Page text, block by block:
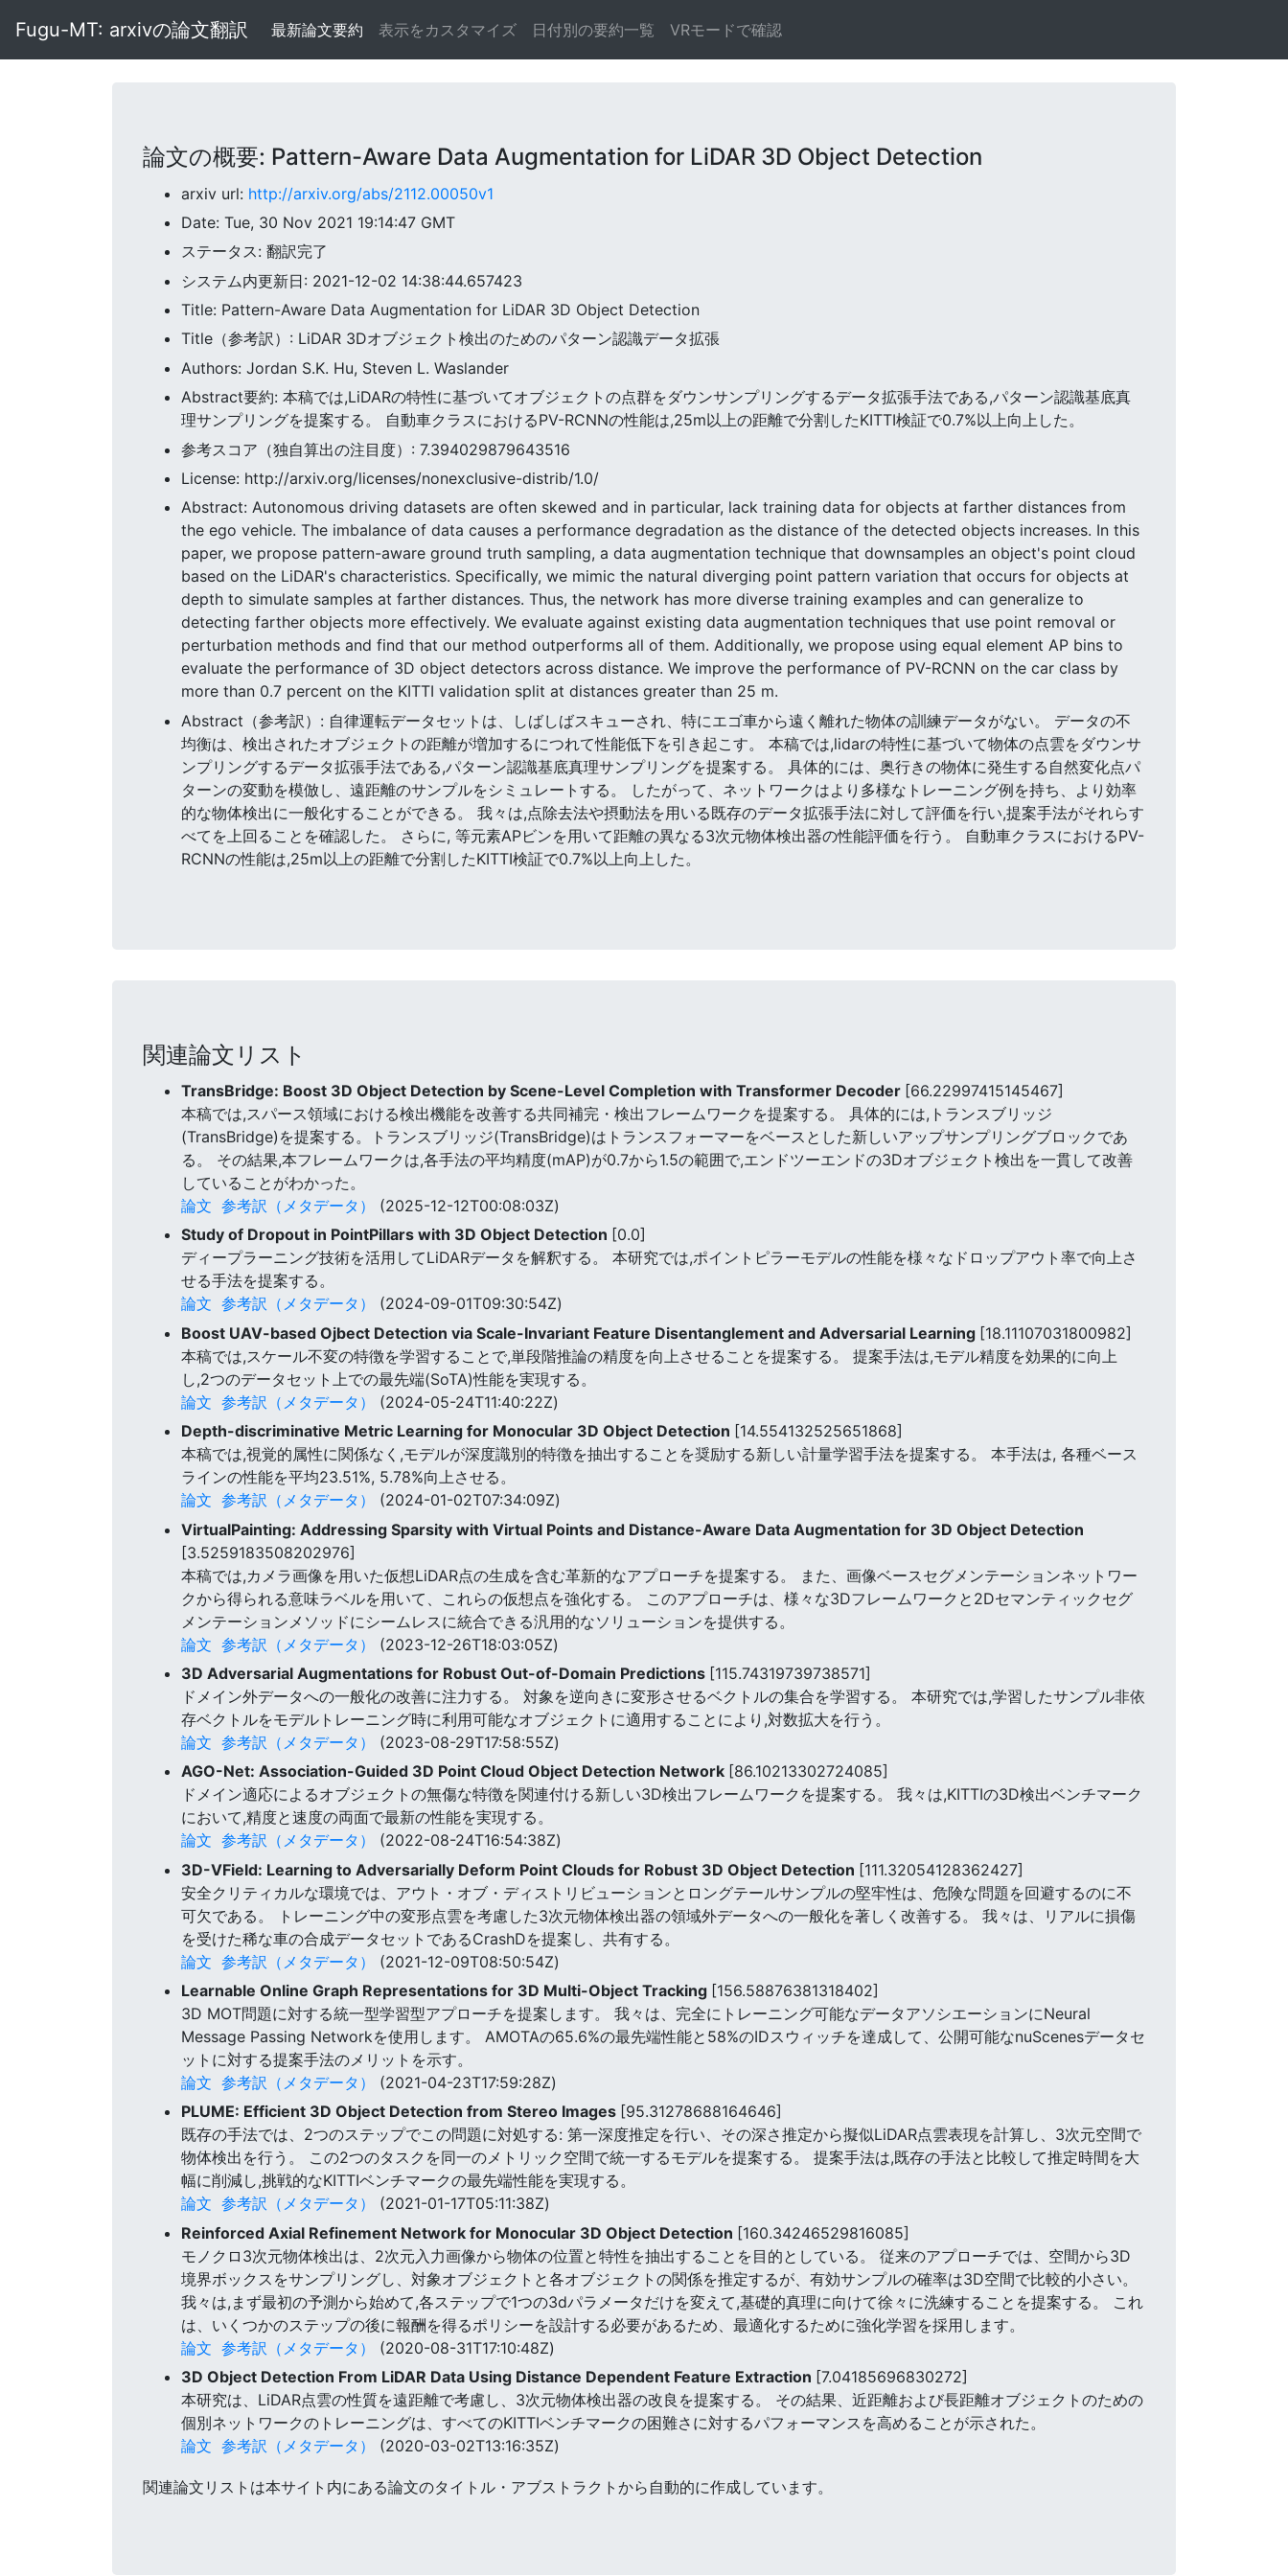
Fugu-MT: arxivの論文翻訳 最新論文要約 表示をカスタマイズ 日付別の要約一覧 VRモードで確認
論文の概要: Pattern-Aware Data Augmentation for LiDAR 3D Object Detection
arxiv url: http://arxiv.org/abs/2112.00050v1
Date: Tue, 30 Nov 2021 19:14:47 GMT
ステータス: 翻訳完了
システム内更新日: 2021-12-02 14:38:44.657423
Title: Pattern-Aware Data Augmentation for LiDAR 3D Object Detection
Title（参考訳）: LiDAR 3Dオブジェクト検出のためのパターン認識データ拡張
Authors: Jordan S.K. Hu, Steven L. Waslander
Abstract要約: 本稿では,LiDARの特性に基づいてオブジェクトの点群をダウンサンプリングするデータ拡張手法である,パターン認識基底真
理サンプリングを提案する。 自動車クラスにおけるPV-RCNNの性能は,25m以上の距離で分割したKITTI検証で0.7%以上向上した。
参考スコア（独自算出の注目度）: 7.394029879643516
License: http://arxiv.org/licenses/nonexclusive-distrib/1.0/
Abstract: Autonomous driving datasets are often skewed and in particular, lack training data for objects at farther distances from
the ego vehicle. The imbalance of data causes a performance degradation as the distance of the detected objects increases. In this
paper, we propose pattern-aware ground truth sampling, a data augmentation technique that downsamples an object's point cloud
based on the LiDAR's characteristics. Specifically, we mimic the natural diverging point pattern variation that occurs for objects at
depth to simulate samples at farther distances. Thus, the network has more diverse training examples and can generalize to
detecting farther objects more effectively. We evaluate against existing data augmentation techniques that use point removal or
perturbation methods and find that our method outperforms all of them. Additionally, we propose using equal element AP bins to
evaluate the performance of 3D object detectors across distance. We improve the performance of PV-RCNN on the car class by
more than 0.7 percent on the KITTI validation split at distances greater than 25 m.
Abstract（参考訳）: 自律運転データセットは、しばしばスキューされ、特にエゴ車から遠く離れた物体の訓練データがない。 データの不
均衡は、検出されたオブジェクトの距離が増加するにつれて性能低下を引き起こす。 本稿では,lidarの特性に基づいて物体の点雲をダウンサ
ンプリングするデータ拡張手法である,パターン認識基底真理サンプリングを提案する。 具体的には、奥行きの物体に発生する自然変化点パ
ターンの変動を模倣し、遠距離のサンプルをシミュレートする。 したがって、ネットワークはより多様なトレーニング例を持ち、より効率
的な物体検出に一般化することができる。 我々は,点除去法や摂動法を用いる既存のデータ拡張手法に対して評価を行い,提案手法がそれらす
べてを上回ることを確認した。 さらに, 等元素APビンを用いて距離の異なる3次元物体検出器の性能評価を行う。 自動車クラスにおけるPV-
RCNNの性能は,25m以上の距離で分割したKITTI検証で0.7%以上向上した。
関連論文リスト
TransBridge: Boost 3D Object Detection by Scene-Level Completion with Transformer Decoder [66.22997415145467]
本稿では,スパース領域における検出機能を改善する共同補完・検出フレームワークを提案する。 具体的には,トランスブリッジ
(TransBridge)を提案する。トランスブリッジ(TransBridge)はトランスフォーマーをベースとした新しいアップサンプリングブロックであ
る。 その結果,本フレームワークは,各手法の平均精度(mAP)が0.7から1.5の範囲で,エンドツーエンドの3Dオブジェクト検出を一貫して改善
していることがわかった。
論文 参考訳（メタデータ）
(2025-12-12T00:08:03Z)
Study of Dropout in PointPillars with 3D Object Detection [0.0]
ディープラーニング技術を活用してLiDARデータを解釈する。 本研究では,ポイントピラーモデルの性能を様々なドロップアウト率で向上さ
せる手法を提案する。
論文 参考訳（メタデータ）
(2024-09-01T09:30:54Z)
Boost UAV-based Ojbect Detection via Scale-Invariant Feature Disentanglement and Adversarial Learning [18.11107031800982]
本稿では,スケール不変の特徴を学習することで,単段階推論の精度を向上させることを提案する。 提案手法は,モデル精度を効果的に向上
し,2つのデータセット上での最先端(SoTA)性能を実現する。
論文 参考訳（メタデータ）
(2024-05-24T11:40:22Z)
Depth-discriminative Metric Learning for Monocular 3D Object Detection [14.554132525651868]
本稿では,視覚的属性に関係なく,モデルが深度識別的特徴を抽出することを奨励する新しい計量学習手法を提案する。 本手法は, 各種ベース
ラインの性能を平均23.51%, 5.78%向上させる。
論文 参考訳（メタデータ）
(2024-01-02T07:34:09Z)
VirtualPainting: Addressing Sparsity with Virtual Points and Distance-Aware Data Augmentation for 3D Object Detection
[3.5259183508202976]
本稿では,カメラ画像を用いた仮想LiDAR点の生成を含む革新的なアプローチを提案する。 また、画像ベースセグメンテーションネットワー
クから得られる意味ラベルを用いて、これらの仮想点を強化する。 このアプローチは、様々な3Dフレームワークと2Dセマンティックセグ
メンテーションメソッドにシームレスに統合できる汎用的なソリューションを提供する。
論文 参考訳（メタデータ）
(2023-12-26T18:03:05Z)
3D Adversarial Augmentations for Robust Out-of-Domain Predictions [115.74319739738571]
ドメイン外データへの一般化の改善に注力する。 対象を逆向きに変形させるベクトルの集合を学習する。 本研究では,学習したサンプル非依
存ベクトルをモデルトレーニング時に利用可能なオブジェクトに適用することにより,対数拡大を行う。
論文 参考訳（メタデータ）
(2023-08-29T17:58:55Z)
AGO-Net: Association-Guided 3D Point Cloud Object Detection Network [86.10213302724085]
ドメイン適応によるオブジェクトの無傷な特徴を関連付ける新しい3D検出フレームワークを提案する。 我々は,KITTIの3D検出ベンチマーク
において,精度と速度の両面で最新の性能を実現する。
論文 参考訳（メタデータ）
(2022-08-24T16:54:38Z)
3D-VField: Learning to Adversarially Deform Point Clouds for Robust 3D Object Detection [111.32054128362427]
安全クリティカルな環境では、アウト・オブ・ディストリビューションとロングテールサンプルの堅牢性は、危険な問題を回避するのに不
可欠である。 トレーニング中の変形点雲を考慮した3次元物体検出器の領域外データへの一般化を著しく改善する。 我々は、リアルに損傷
を受けた稀な車の合成データセットであるCrashDを提案し、共有する。
論文 参考訳（メタデータ）
(2021-12-09T08:50:54Z)
Learnable Online Graph Representations for 3D Multi-Object Tracking [156.58876381318402]
3D MOT問題に対する統一型学習型アプローチを提案します。 我々は、完全にトレーニング可能なデータアソシエーションにNeural
Message Passing Networkを使用します。 AMOTAの65.6%の最先端性能と58%のIDスウィッチを達成して、公開可能なnuScenesデータセ
ットに対する提案手法のメリットを示す。
論文 参考訳（メタデータ）
(2021-04-23T17:59:28Z)
PLUME: Efficient 3D Object Detection from Stereo Images [95.31278688164646]
既存の手法では、2つのステップでこの問題に対処する: 第一深度推定を行い、その深さ推定から擬似LiDAR点雲表現を計算し、3次元空間で
物体検出を行う。 この2つのタスクを同一のメトリック空間で統一するモデルを提案する。 提案手法は,既存の手法と比較して推定時間を大
幅に削減し,挑戦的なKITTIベンチマークの最先端性能を実現する。
論文 参考訳（メタデータ）
(2021-01-17T05:11:38Z)
Reinforced Axial Refinement Network for Monocular 3D Object Detection [160.34246529816085]
モノクロ3次元物体検出は、2次元入力画像から物体の位置と特性を抽出することを目的としている。 従来のアプローチでは、空間から3D
境界ボックスをサンプリングし、対象オブジェクトと各オブジェクトの関係を推定するが、有効サンプルの確率は3D空間で比較的小さい。
我々は,まず最初の予測から始めて,各ステップで1つの3dパラメータだけを変えて,基礎的真理に向けて徐々に洗練することを提案する。 これ
は、いくつかのステップの後に報酬を得るポリシーを設計する必要があるため、最適化するために強化学習を採用します。
論文 参考訳（メタデータ）
(2020-08-31T17:10:48Z)
3D Object Detection From LiDAR Data Using Distance Dependent Feature Extraction [7.04185696830272]
本研究は、LiDAR点雲の性質を遠距離で考慮し、3次元物体検出器の改良を提案する。 その結果、近距離および長距離オブジェクトのための
個別ネットワークのトレーニングは、すべてのKITTIベンチマークの困難さに対するパフォーマンスを高めることが示された。
論文 参考訳（メタデータ） (2020-03-02T13:16:35Z)
関連論文リストは本サイト内にある論文のタイトル・アブストラクトから自動的に作成しています。